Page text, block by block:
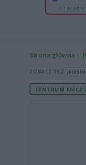
IV liga
Strona główna
ZOBACZ TEŻ
CENTRUM